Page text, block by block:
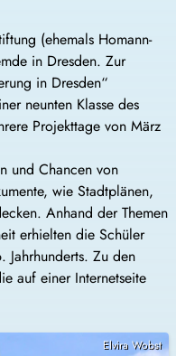
(ehemals Homann-
in Dresden. Zur
in Dresden“
neunten Klasse des
Projekttage von März
und Chancen von
wie Stadtplänen,
Anhand der Themen
erhielten die Schüler
Jahrhunderts. Zu den
auf einer Internetseite
Elvira Wobst